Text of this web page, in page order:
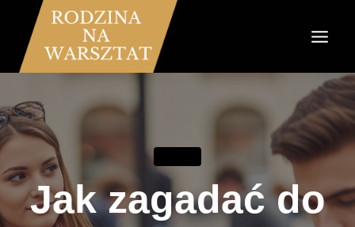
Przejdź
treści
Jak zagadać do